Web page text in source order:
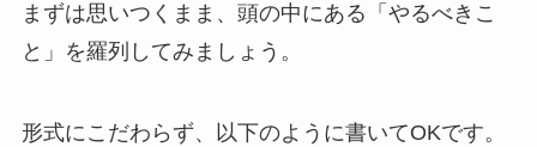
まずは思いつくまま、頭の中にある「やるべきこ
と」を羅列してみましょう。
形式にこだわらず、以下のように書いてOKです。